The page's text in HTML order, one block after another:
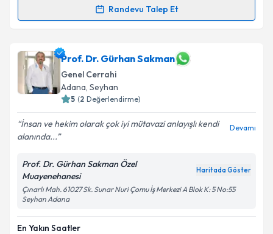
Randevu Talep Et
için bir takvim hazırlandığında e-posta ile
bilgilendireceğiz.
E-posta Adresiniz
Metni'ni okudum ve kişisel verilerimin belirtilen
kapsamda işlenmesini kabul ediyorum.
Takvim Talebini Gönder
Prof. Dr. Gürhan Sakman
Genel Cerrahi
Adana, Seyhan
5 (2 Değerlendirme)
İnsan ve hekim olarak çok iyi mütavazi anlayışlı kendi
alanında...
Devamı
Prof. Dr. Gürhan Sakman Özel
Muayenehanesi
Haritada Göster
Çınarlı Mah. 61027 Sk. Sunar Nuri Çomu İş Merkezi A Blok K: 5 No:55
Seyhan Adana
En Yakın Saatler